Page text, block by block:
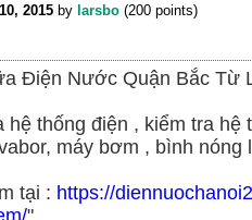
2015 by larsbo (200 points)
Điện Nước Quận Bắc Từ
hệ thống điện , kiểm tra
máy bơm , bình nóng
tại : https://
"